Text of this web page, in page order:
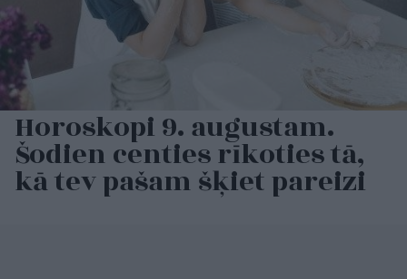
Horoskopi 9. augustam.
Šodien centies rīkoties tā,
kā tev pašam šķiet pareizi